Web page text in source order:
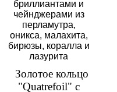
Золотое кольцо
"Quatrefoil" с